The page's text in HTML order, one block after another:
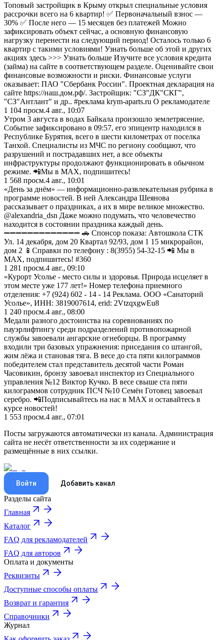
Топовый застройщик в Крыму открыл специальные условия
рассрочки всего на 6 квартир! ✅ Первоначальный взнос —
30% ✅ После него — 15 месяцев без платежей Можно
зафиксировать объект сейчас, а основную финансовую
нагрузку перенести на следующий период! Осталось только 6
квартир с такими условиями! Узнать больше об этой и других
акциях здесь >>> Узнать больше Изучите все условия кредита
(займа) на сайте в соответствующем разделе. Оценивайте свои
финансовые возможности и риски. Финансовые услуги
оказывает: ПАО "Сбербанк России". Проектная декларация на
сайте https://наш.дом.рф/. Застройщик: "СЗ"ДК"СКГ",
"СЗ"Антлант" и др.. #реклама krym-aparts.ru О рекламодателе
1 104 просм.4 авг., 10:07
Утром 3 августа в водах Байкала произошло землетрясение.
Событие зафиксировано в 09:57, его эпицентр находился в
Республике Бурятия, всего в шести километрах от поселка
Танхой. Специалисты из МЧС по региону сообщают, что
разрушений и пострадавших нет, а все объекты
инфраструктуры продолжают функционировать в обычном
режиме. 📲Мы в MAX, подпишитесь!
1 568 просм.4 авг., 10:01
«День за днём» — информационно-развлекательная рубрика в
программе новостей. В ней Александра Шеянова
рассказывает о праздниках, а их в мире великое множество.
@alexandria_dsn Даже можно подумать, что человечество
находится в состоянии праздника каждый день.
➖➖➖➖➖➖➖➖➖➖➖➖➖ 🚗 Спонсор показа: Автошкола СТК
Ул. 14 декабря, дом 20 Квартал 92/93, дом 1 15 микрорайон,
дом 2 📱Справки по телефону : 8(3955) 54-32-15 📲 Мы в
MAX, подпишитесь! #360
1 281 просм.4 авг., 09:10
«Курорт Усолье - место силы и здоровья. Природа исцеляет в
этом месте уже 177 лет!» Номер телефона приемного
отделения: +7 (924) 602 - 14 - 14 Реклама. ООО «Санаторий
Усолье», ИНН: 3819007614, erid: 2VtzqxgwEu8
1 240 просм.4 авг., 08:00
Медали разного достоинства на соревнованиях по
пауэрлифтингу среди подразделений противопожарной
службы завоевали ангарские огнеборцы. В программу
входили три базовых упражнения: приседания со штангой,
жим лёжа и становая тяга. В весе до ста пяти килограммов
победителем стал представитель десятой части Роман
Часовикин, бронзу завоевал инспектор из Специального
управления №12 Виктор Кучко. В весе свыше ста пяти
килограммов сотрудник ПСЧ №10 Семён Готовец завоевал
серебро. 📲Подписывайтесь на нас в MAX и оставайтесь в
курсе новостей!
1 553 просм.4 авг., 07:01
Посты загружаются автоматически из канала. Администрация
сайта не несёт ответственности за их содержание и
размещённые в них ссылки.
Войти Добавить канал
Разделы сайта
Главная
Каталог
FAQ для рекламодателей
FAQ для авторов
Оплата и документы
Реквизиты
Доступные способы оплаты
Возврат и гарантия
Справочники
Журнал